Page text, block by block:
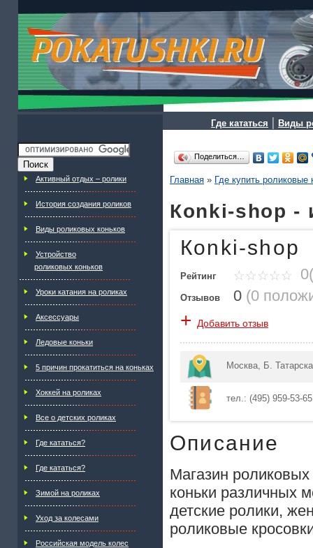
Где кататься | Виды
Активный отдых – ролики
История создания роликов
Виды роликовых коньков
Устройство
роликовых коньков
Уроки катания на роликах
Аксессуары
Ледовые коньки
5 причин прокатиться на коньках
Хоккей на роликах
Все о детских роликах
Где кататься?
Где кататься?
Зимой на роликах
Уход за колесами
Российская модель колес
Поделиться…
Главная » Где купить роликовые
Кonki-shop -
Кonki-shop
Рейтинг
Отзывов 0 (0
+ Добавить отзыв
Москва, Б.
тел.: (495) 959-53-
Описание
Магазин
коньки различных
детские ролики,
роликовые